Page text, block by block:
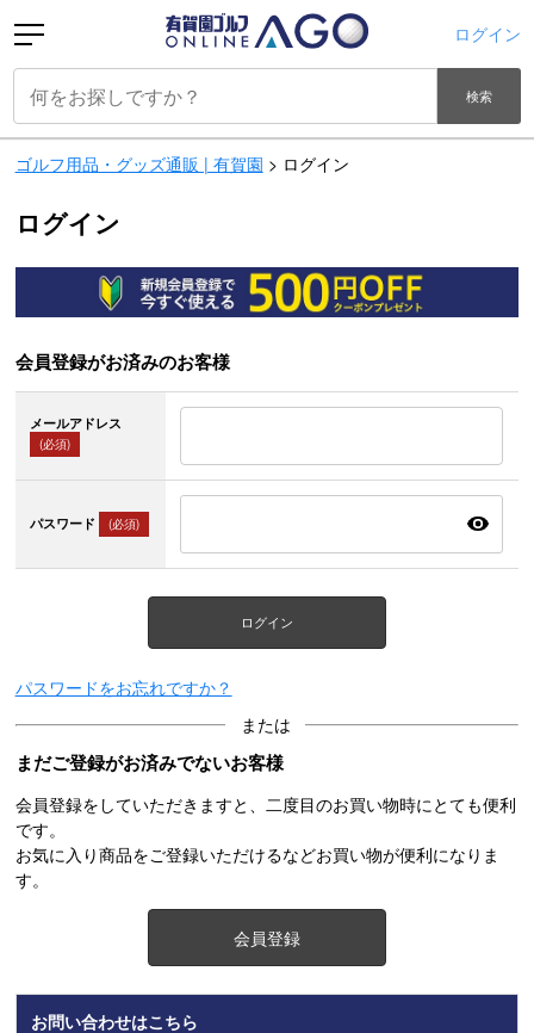
ログイン
検索
ゴルフ用品・グッズ通販 | 有賀園 ログイン
ログイン
会員登録がお済みのお客様
メールアドレス
(必須)
パスワード (必須)
ログイン
パスワードをお忘れですか？
または
まだご登録がお済みでないお客様
会員登録をしていただきますと、二度目のお買い物時にとても便利
です。
お気に入り商品をご登録いただけるなどお買い物が便利になりま
す。
会員登録
お問い合わせはこちら